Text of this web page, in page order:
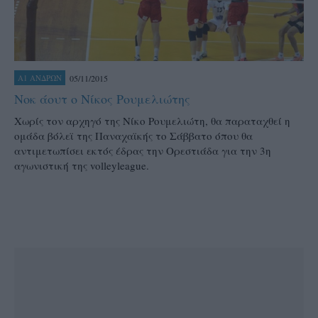
Α1 ΑΝΔΡΩΝ 05/11/2015
Νοκ άουτ ο Νίκος Ρουμελιώτης
Xωρίς τον αρχηγό της Νίκο Ρουμελιώτη, θα παραταχθεί η
ομάδα βόλεϊ της Παναχαϊκής το Σάββατο όπου θα
αντιμετωπίσει εκτός έδρας την Ορεστιάδα για την 3η
αγωνιστική της volleyleague.